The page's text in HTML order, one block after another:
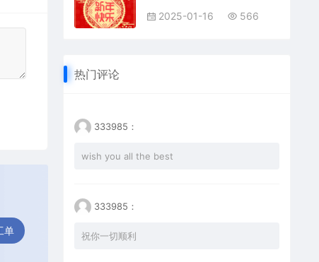
单
2025-01-16 566
热门评论
333985：
wish you all the best
333985：
祝你一切顺利